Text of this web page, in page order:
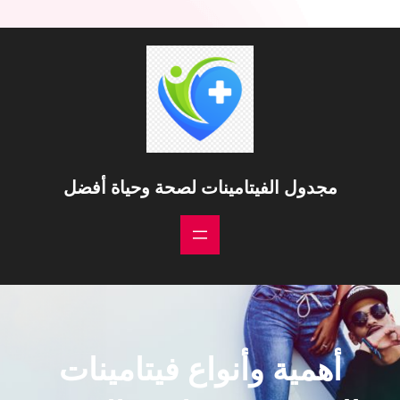
مجدول الفيتامينات لصحة وحياة أفضل
أهمية وأنواع فيتامينات